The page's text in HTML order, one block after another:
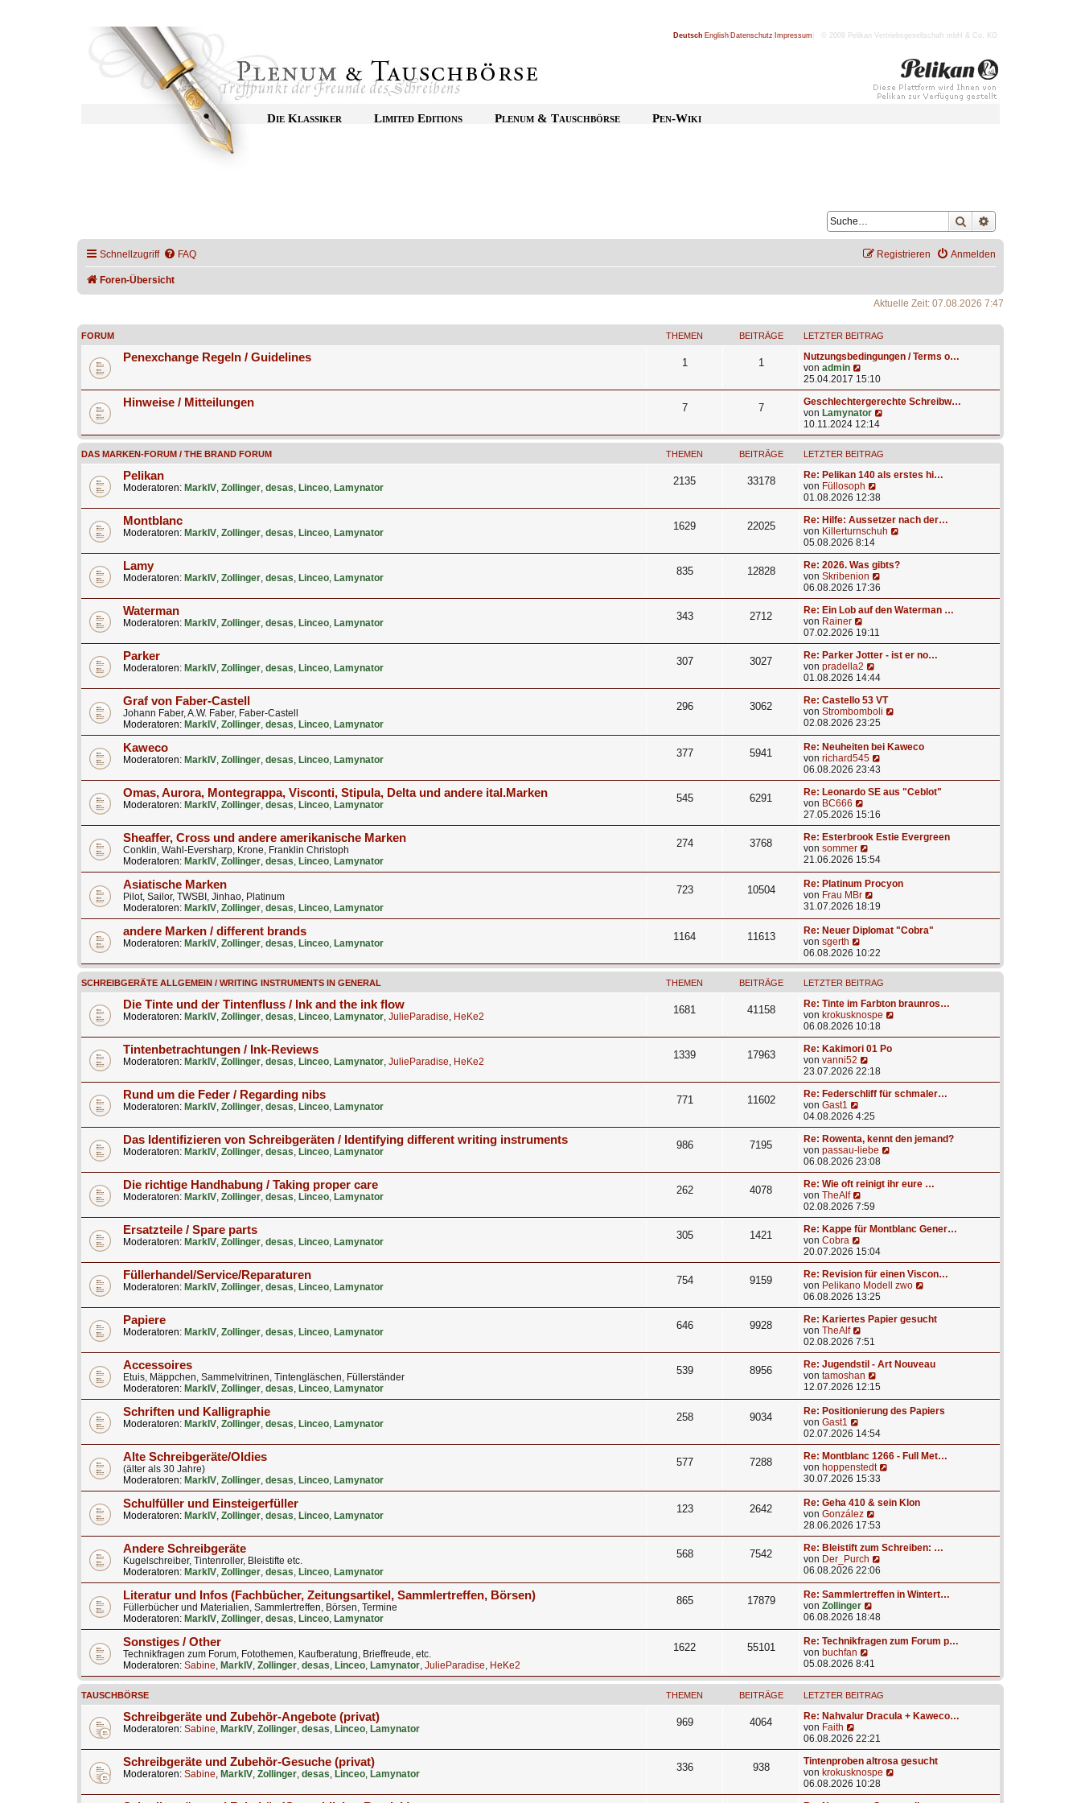
Deutsch English Datenschutz Impressum | © 2009 Pelikan Vertriebsgesellschaft mbH & Co. KG
Die Klassiker Limited Editions Plenum & Tauschbörse Pen-Wiki
Suche
Schnellzugriff FAQ Anmelden
Registrieren
Foren-Übersicht
Aktuelle Zeit: 07.08.2026 7:47
FORUM THEMEN BEITRÄGE LETZTER BEITRAG
Penexchange Regeln / Guidelines 1 1
Nutzungsbedingungen / Terms o…
von admin
e
u
e
s
t
e
r
B
e
i
t
r
g
25.04.2017 15:10
Hinweise / Mitteilungen 7 7
Geschlechtergerechte Schreibw…
von Lamynator
u
e
t
e
i
t
g
10.11.2024 12:14
DAS MARKEN-FORUM / THE BRAND FORUM THEMEN BEITRÄGE LETZTER BEITRAG
Pelikan
Moderatoren: MarkIV, Zollinger, desas, Linceo, Lamynator
2135 33178
Re: Pelikan 140 als erstes hi…
von Füllosoph
e
u
e
s
e
r
B
e
i
t
a
g
01.08.2026 12:38
Montblanc
Moderatoren: MarkIV, Zollinger, desas, Linceo, Lamynator
1629 22025
Re: Hilfe: Aussetzer nach der…
von Killerturnschuh
u
e
e
r
i
t
g
05.08.2026 8:14
Lamy
Moderatoren: MarkIV, Zollinger, desas, Linceo, Lamynator
835 12828
Re: 2026. Was gibts?
von Skribenion
u
e
e
r
i
t
r
g
06.08.2026 17:36
Waterman
Moderatoren: MarkIV, Zollinger, desas, Linceo, Lamynator
343 2712
Re: Ein Lob auf den Waterman …
von Rainer
e
u
e
s
t
e
r
B
e
i
t
r
a
g
07.02.2026 19:11
Parker
Moderatoren: MarkIV, Zollinger, desas, Linceo, Lamynator
307 3027
Re: Parker Jotter - ist er no…
von pradella2
e
u
e
s
t
e
r
B
e
i
t
a
g
01.08.2026 14:44
Graf von Faber-Castell
Johann Faber, A.W. Faber, Faber-Castell
Moderatoren: MarkIV, Zollinger, desas, Linceo, Lamynator
296 3062
Re: Castello 53 VT
von Strombomboli
u
e
e
r
i
t
02.08.2026 23:25
Kaweco
Moderatoren: MarkIV, Zollinger, desas, Linceo, Lamynator
377 5941
Re: Neuheiten bei Kaweco
von richard545
u
e
e
r
i
t
06.08.2026 23:43
Omas, Aurora, Montegrappa, Visconti, Stipula, Delta und andere ital.Marken
Moderatoren: MarkIV, Zollinger, desas, Linceo, Lamynator
545 6291
Re: Leonardo SE aus "Ceblot"
von BC666
e
u
e
s
t
e
r
B
e
t
r
a
27.05.2026 15:16
Sheaffer, Cross und andere amerikanische Marken
Conklin, Wahl-Eversharp, Krone, Franklin Christoph
Moderatoren: MarkIV, Zollinger, desas, Linceo, Lamynator
274 3768
Re: Esterbrook Estie Evergreen
von sommer
e
u
e
s
t
r
e
t
r
a
g
21.06.2026 15:54
Asiatische Marken
Pilot, Sailor, TWSBI, Jinhao, Platinum
Moderatoren: MarkIV, Zollinger, desas, Linceo, Lamynator
723 10504
Re: Platinum Procyon
von Frau MBr
e
u
e
t
e
r
B
e
i
t
r
a
g
31.07.2026 18:19
andere Marken / different brands
Moderatoren: MarkIV, Zollinger, desas, Linceo, Lamynator
1164 11613
Re: Neuer Diplomat "Cobra"
von sgerth
e
u
e
s
t
e
r
B
e
i
t
r
a
g
06.08.2026 10:22
SCHREIBGERÄTE ALLGEMEIN / WRITING INSTRUMENTS IN GENERAL THEMEN BEITRÄGE LETZTER BEITRAG
Die Tinte und der Tintenfluss / Ink and the ink flow
Moderatoren: MarkIV, Zollinger, desas, Linceo, Lamynator, JulieParadise, HeKe2
1681 41158
Re: Tinte im Farbton braunros…
von krokusknospe
u
e
r
i
t
g
06.08.2026 10:18
Tintenbetrachtungen / Ink-Reviews
Moderatoren: MarkIV, Zollinger, desas, Linceo, Lamynator, JulieParadise, HeKe2
1339 17963
Re: Kakimori 01 Po
von vanni52
e
u
e
t
e
r
B
e
i
t
a
g
23.07.2026 22:18
Rund um die Feder / Regarding nibs
Moderatoren: MarkIV, Zollinger, desas, Linceo, Lamynator
771 11602
Re: Federschliff für schmaler…
von Gast1
e
u
e
s
t
e
r
B
e
i
t
r
a
g
04.08.2026 4:25
Das Identifizieren von Schreibgeräten / Identifying different writing instruments
Moderatoren: MarkIV, Zollinger, desas, Linceo, Lamynator
986 7195
Re: Rowenta, kennt den jemand?
von passau-liebe
u
e
e
r
i
t
r
g
06.08.2026 23:08
Die richtige Handhabung / Taking proper care
Moderatoren: MarkIV, Zollinger, desas, Linceo, Lamynator
262 4078
Re: Wie oft reinigt ihr eure …
von TheAlf
e
u
e
t
e
r
B
e
i
t
a
g
02.08.2026 7:59
Ersatzteile / Spare parts
Moderatoren: MarkIV, Zollinger, desas, Linceo, Lamynator
305 1421
Re: Kappe für Montblanc Gener…
von Cobra
e
u
e
s
t
e
r
e
i
t
r
a
g
20.07.2026 15:04
Füllerhandel/Service/Reparaturen
Moderatoren: MarkIV, Zollinger, desas, Linceo, Lamynator
754 9159
Re: Revision für einen Viscon…
von Pelikano Modell zwo
u
e
e
r
i
t
g
06.08.2026 13:25
Papiere
Moderatoren: MarkIV, Zollinger, desas, Linceo, Lamynator
646 9928
Re: Kariertes Papier gesucht
von TheAlf
e
u
e
s
t
e
r
e
i
t
r
a
02.08.2026 7:51
Accessoires
Etuis, Mäppchen, Sammelvitrinen, Tintengläschen, Füllerständer
Moderatoren: MarkIV, Zollinger, desas, Linceo, Lamynator
539 8956
Re: Jugendstil - Art Nouveau
von tamoshan
e
u
e
t
e
r
B
e
t
a
12.07.2026 12:15
Schriften und Kalligraphie
Moderatoren: MarkIV, Zollinger, desas, Linceo, Lamynator
258 9034
Re: Positionierung des Papiers
von Gast1
e
u
e
s
t
e
r
B
e
i
t
r
a
02.07.2026 14:54
Alte Schreibgeräte/Oldies
(älter als 30 Jahre)
Moderatoren: MarkIV, Zollinger, desas, Linceo, Lamynator
577 7288
Re: Montblanc 1266 - Full Met…
von hoppenstedt
u
e
e
r
t
30.07.2026 15:33
Schulfüller und Einsteigerfüller
Moderatoren: MarkIV, Zollinger, desas, Linceo, Lamynator
123 2642
Re: Geha 410 & sein Klon
von González
e
u
e
s
t
e
r
e
t
r
28.06.2026 17:53
Andere Schreibgeräte
Kugelschreiber, Tintenroller, Bleistifte etc.
Moderatoren: MarkIV, Zollinger, desas, Linceo, Lamynator
568 7542
Re: Bleistift zum Schreiben: …
von Der_Purch
u
e
r
t
r
a
g
06.08.2026 22:06
Literatur und Infos (Fachbücher, Zeitungsartikel, Sammlertreffen, Börsen)
Füllerbücher und Materialien, Sammlertreffen, Börsen, Termine
Moderatoren: MarkIV, Zollinger, desas, Linceo, Lamynator
865 17879
Re: Sammlertreffen in Wintert…
von Zollinger
e
u
e
r
B
e
i
r
a
g
06.08.2026 18:48
Sonstiges / Other
Technikfragen zum Forum, Fotothemen, Kaufberatung, Brieffreude, etc.
Moderatoren: Sabine, MarkIV, Zollinger, desas, Linceo, Lamynator, JulieParadise, HeKe2
1622 55101
Re: Technikfragen zum Forum p…
von buchfan
e
u
e
s
t
e
B
e
i
t
r
a
05.08.2026 8:41
TAUSCHBÖRSE THEMEN BEITRÄGE LETZTER BEITRAG
Schreibgeräte und Zubehör-Angebote (privat)
Moderatoren: Sabine, MarkIV, Zollinger, desas, Linceo, Lamynator
969 4064
Re: Nahvalur Dracula + Kaweco…
von Faith
e
u
e
s
t
e
06.08.2026 22:21
Schreibgeräte und Zubehör-Gesuche (privat)
Moderatoren: Sabine, MarkIV, Zollinger, desas, Linceo, Lamynator
336 938
Tintenproben altrosa gesucht
von krokusknospe
u
06.08.2026 10:28